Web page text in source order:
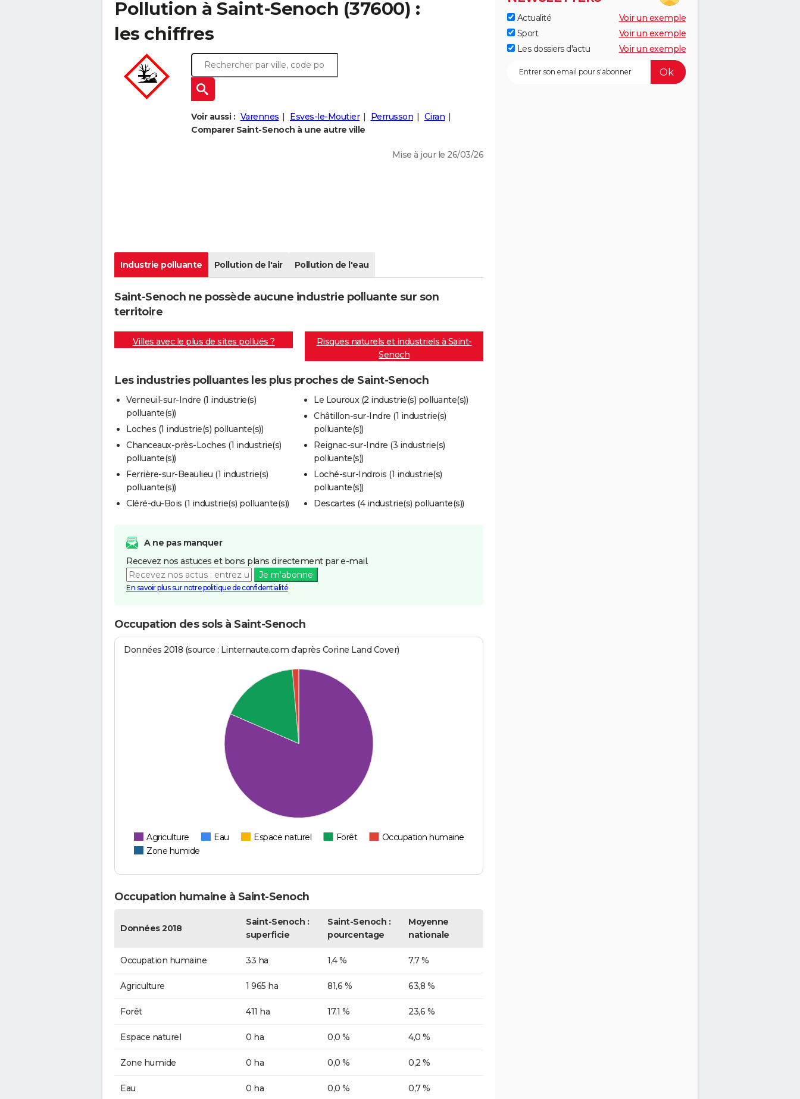
Pollution à Saint-Senoch (37600) :
les chiffres
Voir aussi : Varennes Esves-le-Moutier Perrusson
Ciran
Comparer Saint-Senoch à une autre ville
Mise à jour le 26/03/26
Industrie polluante Pollution de l'air Pollution de l'eau
Saint-Senoch ne possède aucune industrie polluante sur son
territoire
Villes avec le plus de sites pollués ?
Risques naturels et industriels à Saint-
Senoch
Les industries polluantes les plus proches de Saint-Senoch
Verneuil-sur-Indre (1 industrie(s)
polluante(s))
Loches (1 industrie(s) polluante(s))
Chanceaux-près-Loches (1 industrie(s)
polluante(s))
Ferrière-sur-Beaulieu (1 industrie(s)
polluante(s))
Cléré-du-Bois (1 industrie(s) polluante(s))
Le Louroux (2 industrie(s) polluante(s))
Châtillon-sur-Indre (1 industrie(s)
polluante(s))
Reignac-sur-Indre (3 industrie(s)
polluante(s))
Loché-sur-Indrois (1 industrie(s)
polluante(s))
Descartes (4 industrie(s) polluante(s))
A ne pas manquer
Recevez nos astuces et bons plans directement par e-mail.
Je m'abonne
En savoir plus sur notre politique de confidentialité
Occupation des sols à Saint-Senoch
Données 2018 (source : Linternaute.com d'après Corine Land Cover)
Agriculture Eau Espace naturel Forêt
Occupation humaine
Zone humide
Occupation humaine à Saint-Senoch
Données 2018
Saint-Senoch :
superficie
Saint-Senoch :
pourcentage
Moyenne
nationale
Occupation humaine 33 ha 1,4 % 7,7 %
Agriculture 1 965 ha 81,6 % 63,8 %
Forêt 411 ha 17,1 % 23,6 %
Espace naturel 0 ha 0,0 % 4,0 %
Zone humide 0 ha 0,0 % 0,2 %
Eau 0 ha 0,0 % 0,7 %
Actualité
Voir un exemple
Sport
Voir un exemple
Les dossiers d'actu
Voir un exemple